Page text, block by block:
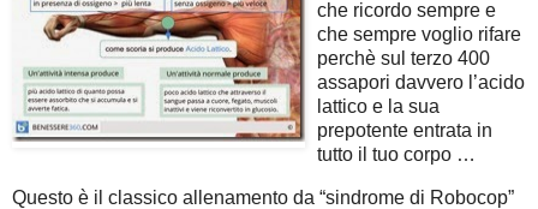
che ricordo sempre e
che sempre voglio rifare
perchè sul terzo 400
assapori davvero l’acido
lattico e la sua
prepotente entrata in
tutto il tuo corpo …
Questo è il classico allenamento da “sindrome di Robocop”